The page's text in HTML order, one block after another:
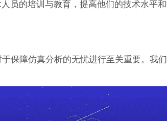
员的培训与教育，提高他们的技术水平
保障仿真分析的无忧进行至关重要。我